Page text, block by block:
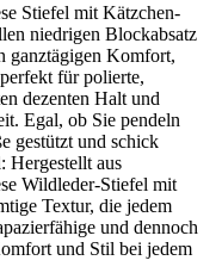
Stiefel mit Kätzchen-
niedrigen Blockabsatz
ganztägigen Komfort,
für polierte,
dezenten Halt und
Egal, ob Sie pendeln
gestützt und schick
Hergestellt aus
Wildleder-Stiefel mit
Textur, die jedem
und dennoch
und Stil bei jedem